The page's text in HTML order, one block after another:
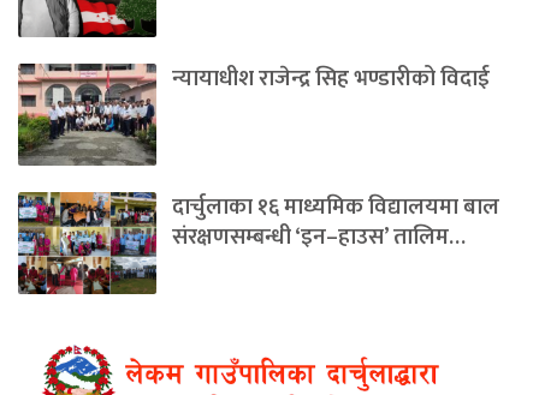
न्यायाधीश राजेन्द्र सिह भण्डारीको विदाई
दार्चुलाका १६ माध्यमिक विद्यालयमा बाल
संरक्षणसम्बन्धी ‘इन–हाउस’ तालिम…